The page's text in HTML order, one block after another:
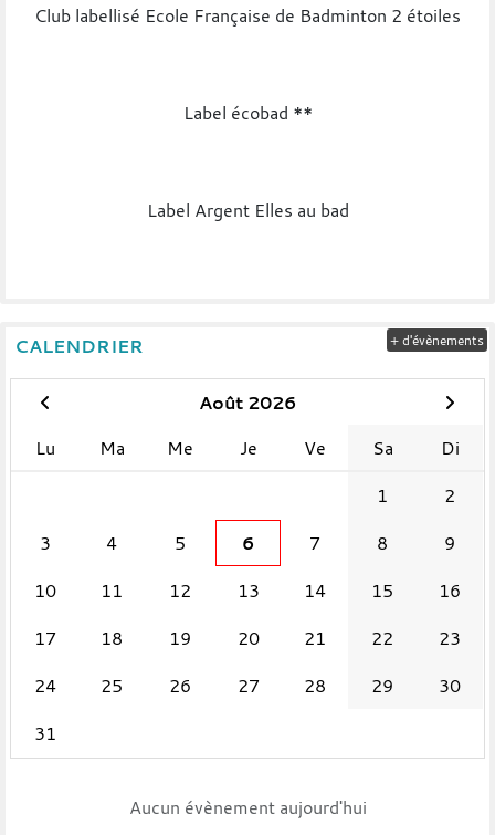
Club labellisé Ecole Française de Badminton 2 étoiles
Label écobad **
Label Argent Elles au bad
CALENDRIER
Août 2026
Lu
Ma Me Je Ve Sa
Di
1
2
3
4 5 6 7 8
9
10
11 12 13 14 15
16
17
18 19 20 21 22
23
24
25 26 27 28 29
30
31
Aucun évènement aujourd'hui
+ d'évènements